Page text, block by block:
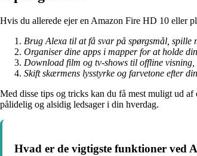
Hvis du allerede ejer en Amazon Fire HD 10 eller
Brug Alexa til at få svar på spørgsmål, spille
Organiser dine apps i mapper for at holde
Download film og tv-shows til offline
Skift skærmens lysstyrke og farvetone efter
Med disse tips og tricks kan du få mest muligt ud
pålidelig og alsidig ledsager i din hverdag.
Hvad er de vigtigste funktioner ved